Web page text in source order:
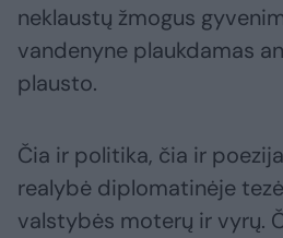
neklaustų žmogus
vandenyne plaukdamas
plausto.
Čia ir politika, čia ir
realybė diplomatinėje
valstybės moterų ir vyrų.